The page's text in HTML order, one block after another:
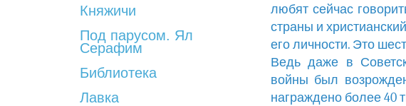
Княжичи
Под парусом. Ял
Серафим
Библиотека
Лавка
любят сейчас
страны и
его личности. Это
Ведь даже в
войны был
награждено более 40